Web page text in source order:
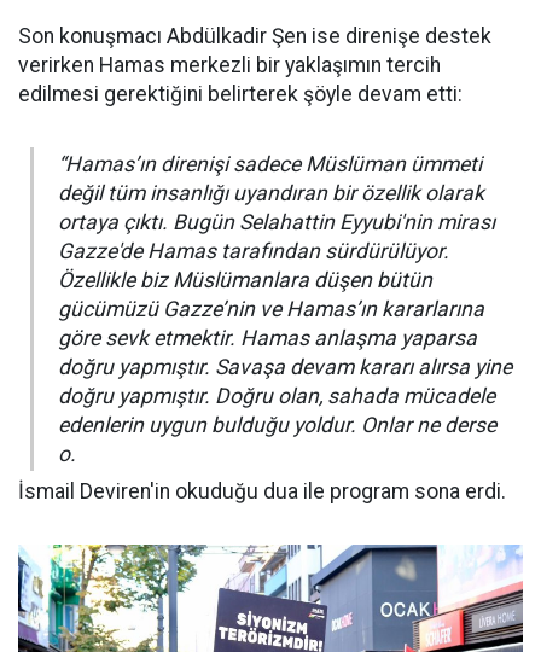
Son konuşmacı Abdülkadir Şen ise direnişe destek
verirken Hamas merkezli bir yaklaşımın tercih
edilmesi gerektiğini belirterek şöyle devam etti:
“Hamas’ın direnişi sadece Müslüman ümmeti
değil tüm insanlığı uyandıran bir özellik olarak
ortaya çıktı. Bugün Selahattin Eyyubi'nin mirası
Gazze'de Hamas tarafından sürdürülüyor.
Özellikle biz Müslümanlara düşen bütün
gücümüzü Gazze’nin ve Hamas’ın kararlarına
göre sevk etmektir. Hamas anlaşma yaparsa
doğru yapmıştır. Savaşa devam kararı alırsa yine
doğru yapmıştır. Doğru olan, sahada mücadele
edenlerin uygun bulduğu yoldur. Onlar ne derse
o.
İsmail Deviren'in okuduğu dua ile program sona erdi.